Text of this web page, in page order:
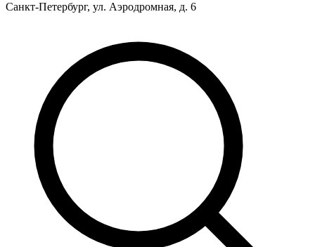
Санкт-Петербург, ул. Аэродромная, д. 6